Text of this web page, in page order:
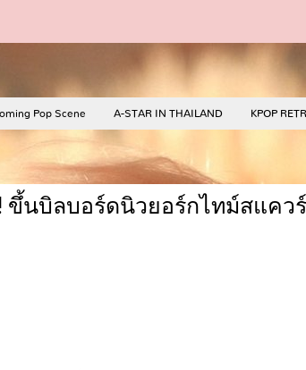
Pop Scene A-STAR IN THAILAND KPOP
ขึ้นบิลบอร์ดนิวยอร์กไทม์สแคว